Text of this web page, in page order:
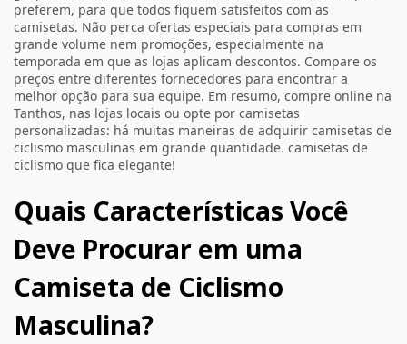
preferem, para que todos fiquem satisfeitos com as
camisetas. Não perca ofertas especiais para compras em
grande volume nem promoções, especialmente na
temporada em que as lojas aplicam descontos. Compare os
preços entre diferentes fornecedores para encontrar a
melhor opção para sua equipe. Em resumo, compre online na
Tanthos, nas lojas locais ou opte por camisetas
personalizadas: há muitas maneiras de adquirir camisetas de
ciclismo masculinas em grande quantidade. camisetas de
ciclismo que fica elegante!
Quais Características Você
Deve Procurar em uma
Camiseta de Ciclismo
Masculina?